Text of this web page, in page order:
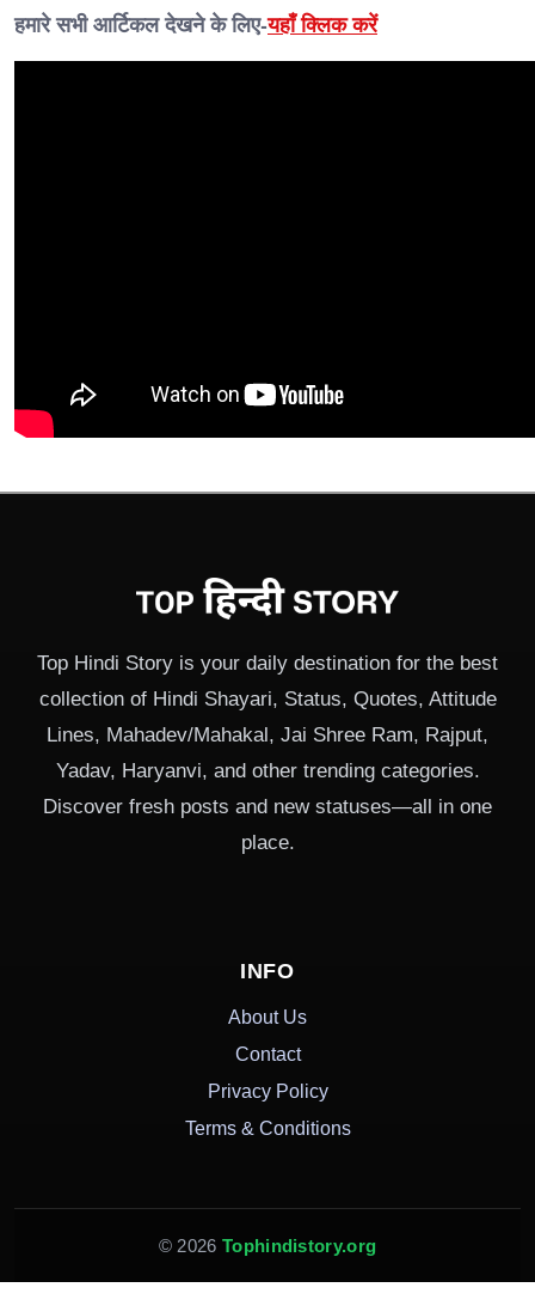
हमारे सभी आर्टिकल देखने के लिए-यहाँ क्लिक करें
Top Hindi Story is your daily destination for the best
collection of Hindi Shayari, Status, Quotes, Attitude
Lines, Mahadev/Mahakal, Jai Shree Ram, Rajput,
Yadav, Haryanvi, and other trending categories.
Discover fresh posts and new statuses—all in one
place.
INFO
About Us
Contact
Privacy Policy
Terms & Conditions
© 2026 Tophindistory.org